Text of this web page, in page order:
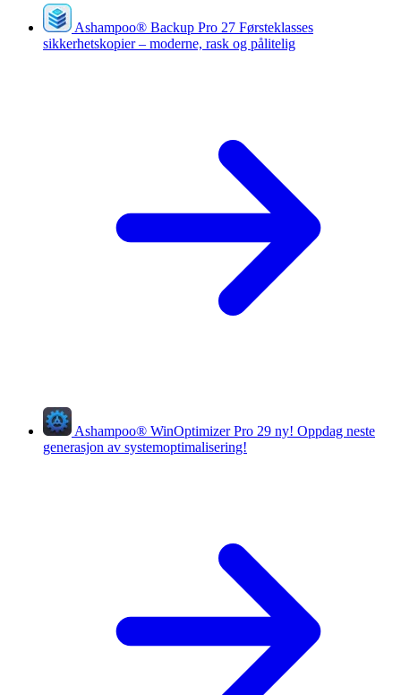
Ashampoo® Backup Pro 27 Førsteklasses
sikkerhetskopier – moderne, rask og pålitelig
Ashampoo® WinOptimizer Pro 29 ny! Oppdag neste
generasjon av systemoptimalisering!